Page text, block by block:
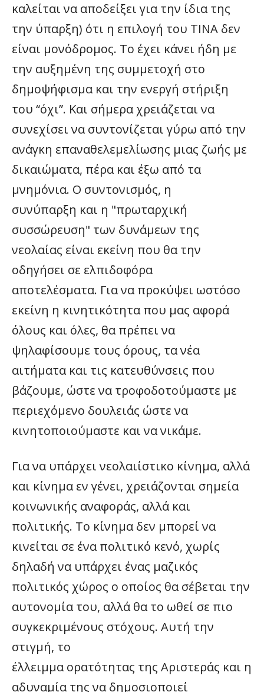
καλείται να αποδείξει για την ίδια της
την ύπαρξη) ότι η επιλογή του ΤΙΝΑ δεν
είναι μονόδρομος. Το έχει κάνει ήδη με
την αυξημένη της συμμετοχή στο
δημοψήφισμα και την ενεργή στήριξη
του “όχι”. Και σήμερα χρειάζεται να
συνεχίσει να συντονίζεται γύρω από την
ανάγκη επαναθελεμελίωσης μιας ζωής με
δικαιώματα, πέρα και έξω από τα
μνημόνια. Ο συντονισμός, η
συνύπαρξη και η "πρωταρχική
συσσώρευση" των δυνάμεων της
νεολαίας είναι εκείνη που θα την
οδηγήσει σε ελπιδοφόρα
αποτελέσματα. Για να προκύψει ωστόσο
εκείνη η κινητικότητα που μας αφορά
όλους και όλες, θα πρέπει να
ψηλαφίσουμε τους όρους, τα νέα
αιτήματα και τις κατευθύνσεις που
βάζουμε, ώστε να τροφοδοτούμαστε με
περιεχόμενο δουλειάς ώστε να
κινητοποιούμαστε και να νικάμε.
Για να υπάρχει νεολαιίστικο κίνημα, αλλά
και κίνημα εν γένει, χρειάζονται σημεία
κοινωνικής αναφοράς, αλλά και
πολιτικής. Το κίνημα δεν μπορεί να
κινείται σε ένα πολιτικό κενό, χωρίς
δηλαδή να υπάρχει ένας μαζικός
πολιτικός χώρος ο οποίος θα σέβεται την
αυτονομία του, αλλά θα το ωθεί σε πιο
συγκεκριμένους στόχους. Αυτή την
στιγμή, το
έλλειμμα ορατότητας της Αριστεράς και η
αδυναμία της να δημοσιοποιεί